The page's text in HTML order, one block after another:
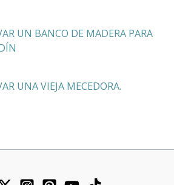
UN BANCO DE MADERA PARA
UNA VIEJA MECEDORA.